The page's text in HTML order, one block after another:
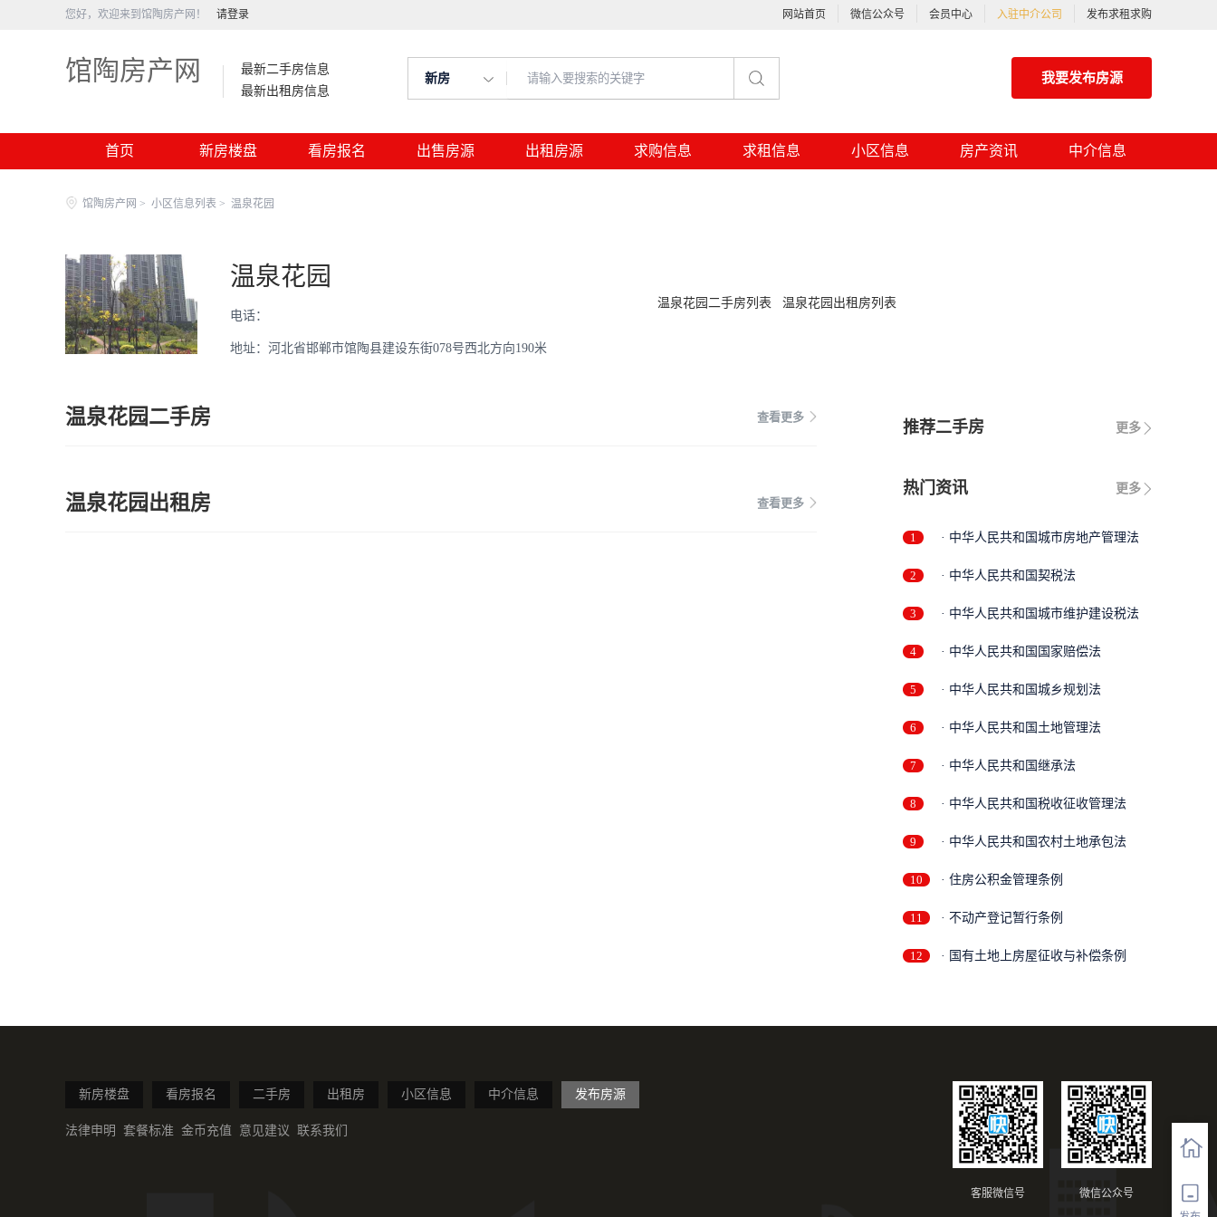
您好，欢迎来到馆陶房产网！ 请登录 网站首页 微信公众号 会员中心 入驻中介公司 发布求租求购
馆陶房产网
最新二手房信息
最新出租房信息
新房 我要发布房源
首页 新房楼盘 看房报名 出售房源 出租房源 求购信息 求租信息 小区信息 房产资讯 中介信息
馆陶房产网 > 小区信息列表 > 温泉花园
温泉花园
电话：
地址：河北省邯郸市馆陶县建设东街078号西北方向190米
温泉花园二手房列表 温泉花园出租房列表
温泉花园二手房 查看更多
温泉花园出租房 查看更多
更多
推荐二手房
更多
热门资讯
1 · 中华人民共和国城市房地产管理法
2 · 中华人民共和国契税法
3 · 中华人民共和国城市维护建设税法
4 · 中华人民共和国国家赔偿法
5 · 中华人民共和国城乡规划法
6 · 中华人民共和国土地管理法
7 · 中华人民共和国继承法
8 · 中华人民共和国税收征收管理法
9 · 中华人民共和国农村土地承包法
10 · 住房公积金管理条例
11 · 不动产登记暂行条例
12 · 国有土地上房屋征收与补偿条例
新房楼盘 看房报名 二手房 出租房 小区信息 中介信息 发布房源
法律申明 套餐标准 金币充值 意见建议 联系我们
微信公众号
客服微信号